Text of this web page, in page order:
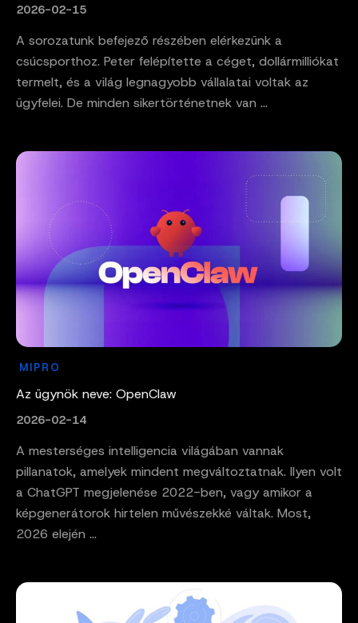
2026-02-15
A sorozatunk befejező részében elérkezünk a
csúcsporthoz. Peter felépítette a céget, dollármilliókat
termelt, és a világ legnagyobb vállalatai voltak az
ügyfelei. De minden sikertörténetnek van ...
MIPRO
Az ügynök neve: OpenClaw
2026-02-14
A mesterséges intelligencia világában vannak
pillanatok, amelyek mindent megváltoztatnak. Ilyen volt
a ChatGPT megjelenése 2022-ben, vagy amikor a
képgenerátorok hirtelen művészekké váltak. Most,
2026 elején ...